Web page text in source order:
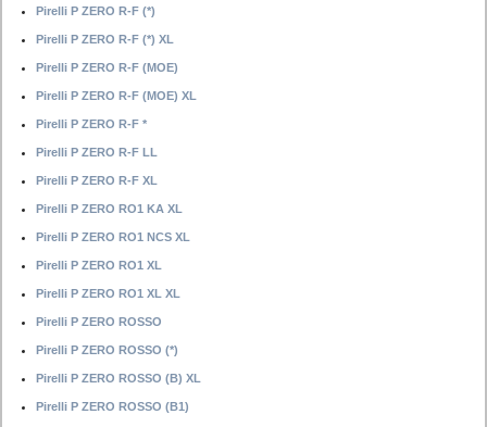
Pirelli P ZERO R-F (*)
Pirelli P ZERO R-F (*) XL
Pirelli P ZERO R-F (MOE)
Pirelli P ZERO R-F (MOE) XL
Pirelli P ZERO R-F *
Pirelli P ZERO R-F LL
Pirelli P ZERO R-F XL
Pirelli P ZERO RO1 KA XL
Pirelli P ZERO RO1 NCS XL
Pirelli P ZERO RO1 XL
Pirelli P ZERO RO1 XL XL
Pirelli P ZERO ROSSO
Pirelli P ZERO ROSSO (*)
Pirelli P ZERO ROSSO (B) XL
Pirelli P ZERO ROSSO (B1)